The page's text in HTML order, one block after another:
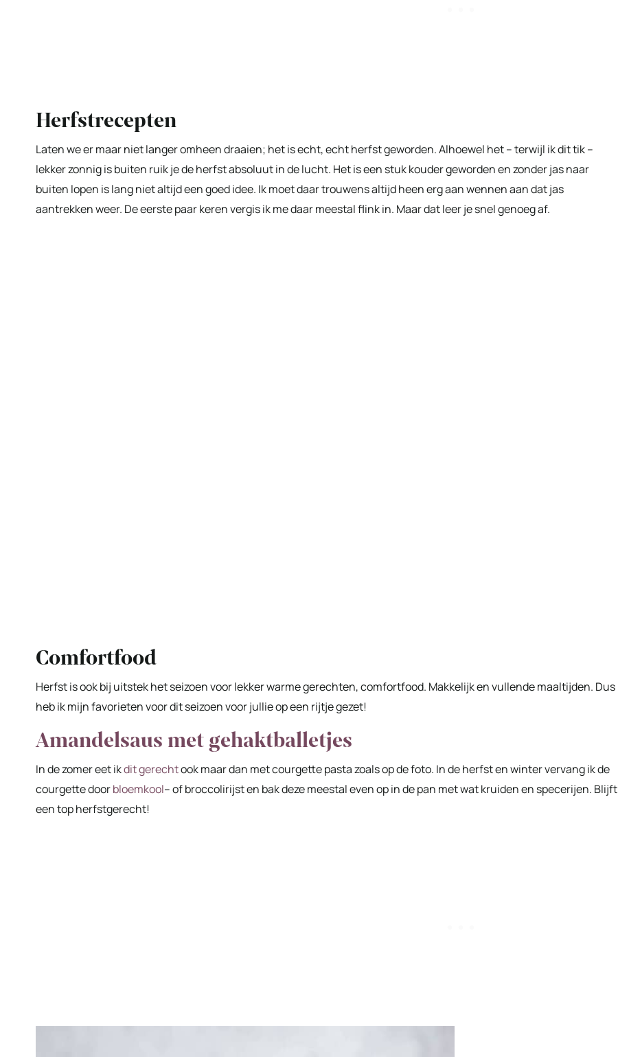
Herfstrecepten
Laten we er maar niet langer omheen draaien; het is echt, echt herfst geworden. Alhoewel het – terwijl ik dit tik –
lekker zonnig is buiten ruik je de herfst absoluut in de lucht. Het is een stuk kouder geworden en zonder jas naar
buiten lopen is lang niet altijd een goed idee. Ik moet daar trouwens altijd heen erg aan wennen aan dat jas
aantrekken weer. De eerste paar keren vergis ik me daar meestal flink in. Maar dat leer je snel genoeg af.
Comfortfood
Herfst is ook bij uitstek het seizoen voor lekker warme gerechten, comfortfood. Makkelijk en vullende maaltijden. Dus
heb ik mijn favorieten voor dit seizoen voor jullie op een rijtje gezet!
Amandelsaus met gehaktballetjes
In de zomer eet ikdit gerechtook maar dan met courgette pasta zoals op de foto. In de herfst en winter vervang ik de
courgette doorbloemkool– of broccolirijst en bak deze meestal even op in de pan met wat kruiden en specerijen. Blijft
een top herfstgerecht!